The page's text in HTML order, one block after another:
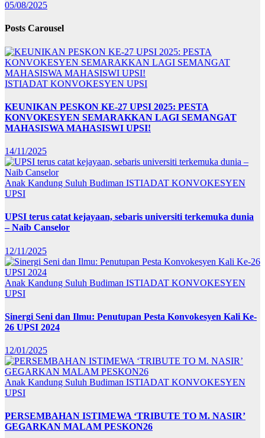
05/08/2025
Posts Carousel
ISTIADAT KONVOKESYEN UPSI
KEUNIKAN PESKON KE-27 UPSI 2025: PESTA
KONVOKESYEN SEMARAKKAN LAGI SEMANGAT
MAHASISWA MAHASISWI UPSI!
14/11/2025
Anak Kandung Suluh Budiman ISTIADAT KONVOKESYEN
UPSI
UPSI terus catat kejayaan, sebaris universiti terkemuka dunia
– Naib Canselor
12/11/2025
Anak Kandung Suluh Budiman ISTIADAT KONVOKESYEN
UPSI
Sinergi Seni dan Ilmu: Penutupan Pesta Konvokesyen Kali Ke-
26 UPSI 2024
12/01/2025
Anak Kandung Suluh Budiman ISTIADAT KONVOKESYEN
UPSI
PERSEMBAHAN ISTIMEWA ‘TRIBUTE TO M. NASIR’
GEGARKAN MALAM PESKON26